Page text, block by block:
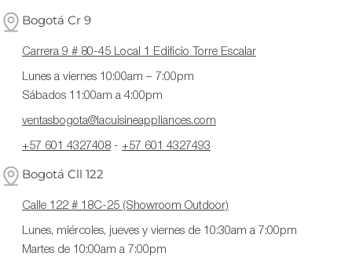
Bogotá Cr 9
Carrera 9 # 80-45 Local 1 Edificio Torre Escalar
Lunes a viernes 10:00am – 7:00pm
Sábados 11:00am a 4:00pm
ventasbogota@lacuisineappliances.com
+57 601 4327408 - +57 601 4327493
Bogotá Cll 122
Calle 122 # 18C-25 (Showroom Outdoor)
Lunes, miércoles, jueves y viernes de 10:30am a 7:00pm
Martes de 10:00am a 7:00pm